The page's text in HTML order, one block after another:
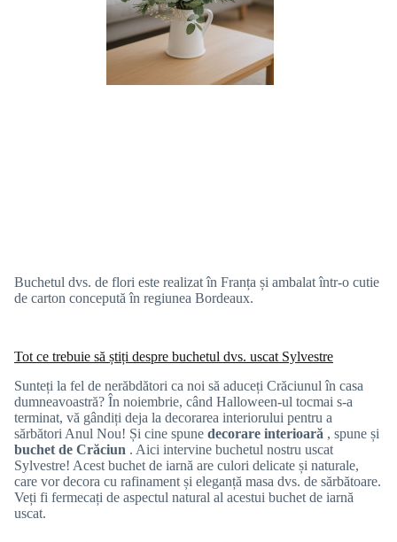
Buchetul dvs. de flori este realizat în Franța și ambalat într-o cutie
de carton concepută în regiunea Bordeaux.
Tot ce trebuie să știți despre buchetul dvs. uscat Sylvestre
Sunteți la fel de nerăbdători ca noi să aduceți Crăciunul în casa
dumneavoastră? În noiembrie, când Halloween-ul tocmai s-a
terminat, vă gândiți deja la decorarea interiorului pentru a
sărbători Anul Nou! Și cine spune decorare interioară , spune și
buchet de Crăciun . Aici intervine buchetul nostru uscat
Sylvestre! Acest buchet de iarnă are culori delicate și naturale,
care vor decora cu rafinament și eleganță masa dvs. de sărbătoare.
Veți fi fermecați de aspectul natural al acestui buchet de iarnă
uscat.